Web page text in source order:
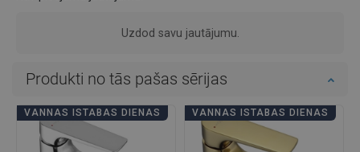
Uzdod savu jautājumu.
Produkti no tās pašas sērijas
VANNAS ISTABAS DIENAS VANNAS ISTABAS DIENAS